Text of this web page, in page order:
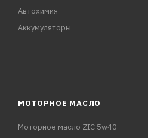
Автохимия
Аккумуляторы
МОТОРНОЕ МАСЛО
Моторное масло ZIC 5w40